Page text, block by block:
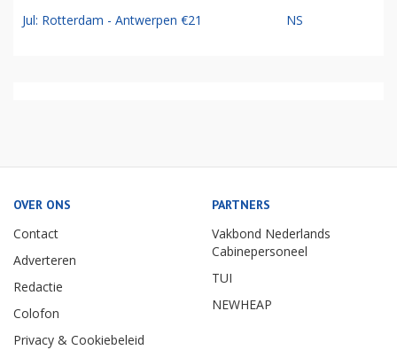
Jul: Rotterdam - Antwerpen €21 NS
OVER ONS
Contact
Adverteren
Redactie
Colofon
Privacy & Cookiebeleid
PARTNERS
Vakbond Nederlands
Cabinepersoneel
TUI
NEWHEAP